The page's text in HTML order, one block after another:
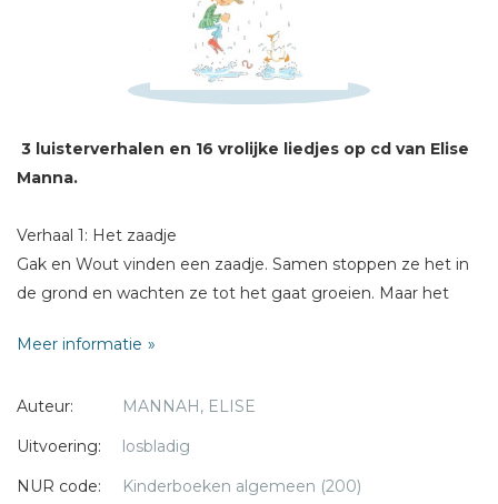
3 luisterverhalen en 16 vrolijke liedjes op cd van Elise
Manna.
Verhaal 1: Het zaadje
Gak en Wout vinden een zaadje. Samen stoppen ze het in
de grond en wachten ze tot het gaat groeien. Maar het
vergeten. Todat...
1. Introliedje
2. Lang
4. Groot
Meer informatie
Auteur:
MANNAH, ELISE
Uitvoering:
losbladig
NUR code:
Kinderboeken algemeen (200)
Bericht *
* = verplicht